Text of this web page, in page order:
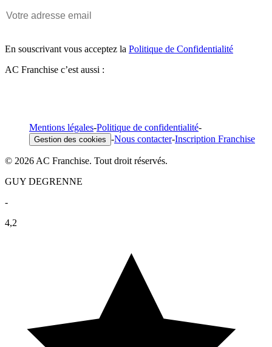
En souscrivant vous acceptez la Politique de Confidentialité
AC Franchise c’est aussi :
Mentions légales-Politique de confidentialité-
Gestion des cookies -Nous contacter-Inscription Franchise
© 2026 AC Franchise. Tout droit réservés.
GUY DEGRENNE
-
4,2